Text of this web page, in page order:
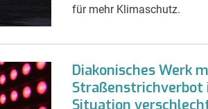
für mehr Klimaschutz.
Diakonisches Werk
Straßenstrichverbot
Situation